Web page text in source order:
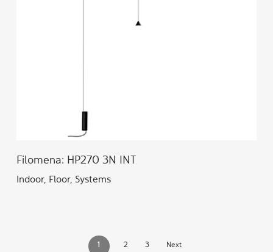
Filomena: HP270 3N INT
Indoor, Floor, Systems
1 2 3 Next